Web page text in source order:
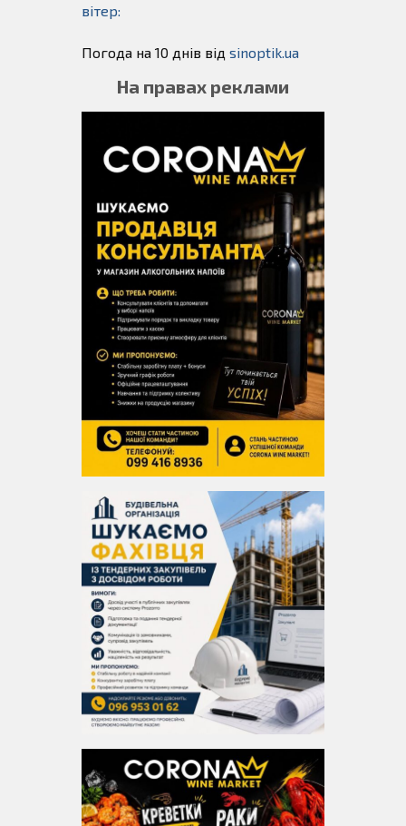
вітер:
Погода на 10 днів від sinoptik.ua
На правах реклами